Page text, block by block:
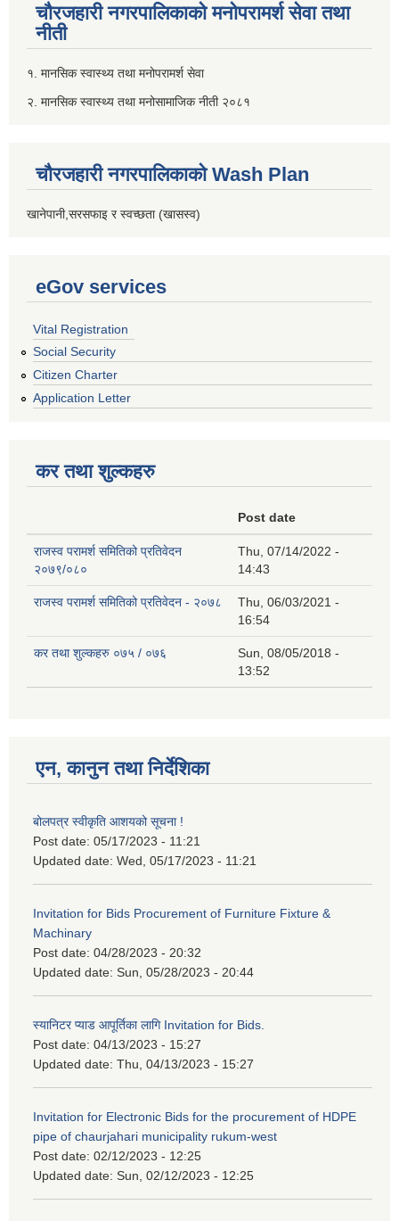
चौरजहारी नगरपालिकाको मनोपरामर्श सेवा तथा
नीती
१. मानसिक स्वास्थ्य तथा मनोपरामर्श सेवा
२. मानसिक स्वास्थ्य तथा मनोसामाजिक नीती २०८१
चौरजहारी नगरपालिकाको Wash Plan
खानेपानी,सरसफाइ र स्वच्छता (खासस्व)
eGov services
Vital Registration
Social Security
Citizen Charter
Application Letter
कर तथा शुल्कहरु
Post date
राजस्व परामर्श समितिको प्रतिवेदन
२०७९/०८०
Thu, 07/14/2022 -
14:43
राजस्व परामर्श समितिको प्रतिवेदन - २०७८
Thu, 06/03/2021 -
16:54
कर तथा शुल्कहरु ०७५ / ०७६
Sun, 08/05/2018 -
13:52
एन, कानुन तथा निर्देशिका
बोलपत्र स्वीकृति आशयको सूचना !
Post date: 05/17/2023 - 11:21
Updated date: Wed, 05/17/2023 - 11:21
Invitation for Bids Procurement of Furniture Fixture &
Machinary
Post date: 04/28/2023 - 20:32
Updated date: Sun, 05/28/2023 - 20:44
स्यानिटर प्याड आपूर्तिका लागि Invitation for Bids.
Post date: 04/13/2023 - 15:27
Updated date: Thu, 04/13/2023 - 15:27
Invitation for Electronic Bids for the procurement of HDPE
pipe of chaurjahari municipality rukum-west
Post date: 02/12/2023 - 12:25
Updated date: Sun, 02/12/2023 - 12:25